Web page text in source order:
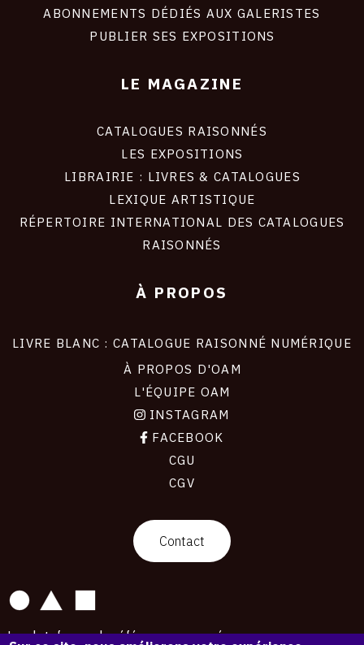
ABONNEMENTS DÉDIÉS AUX GALERISTES
PUBLIER SES EXPOSITIONS
LE MAGAZINE
CATALOGUES RAISONNÉS
LES EXPOSITIONS
LIBRAIRIE : LIVRES & CATALOGUES
LEXIQUE ARTISTIQUE
RÉPERTOIRE INTERNATIONAL DES CATALOGUES
RAISONNÉS
À PROPOS
LIVRE BLANC : CATALOGUE RAISONNÉ NUMÉRIQUE
À PROPOS D'OAM
L'ÉQUIPE OAM
INSTAGRAM
FACEBOOK
CGU
CGV
Contact
La plateforme de référence pour créer,